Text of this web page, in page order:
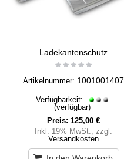
Ladekantenschutz
Artikelnummer: 1001001407
Verfügbarkeit:
(verfügbar)
Preis: 125,00 €
Inkl. 19% MwSt., zzgl.
Versandkosten